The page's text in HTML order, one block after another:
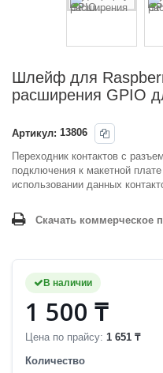
Шлейф для
расширения GPIO
Артикул: 13806
Переходник контактов с
подключения к макетной
использовании данных
Скачать коммерческое
В наличии
1 500 ₸
Цена по прайсу: 1 651 ₸
Количество